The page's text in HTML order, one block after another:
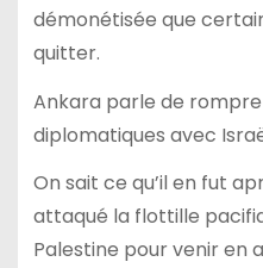
démonétisée que
quitter.
Ankara parle de
diplomatiques avec
On sait ce qu’il en fut
attaqué la flottille
Palestine pour venir en